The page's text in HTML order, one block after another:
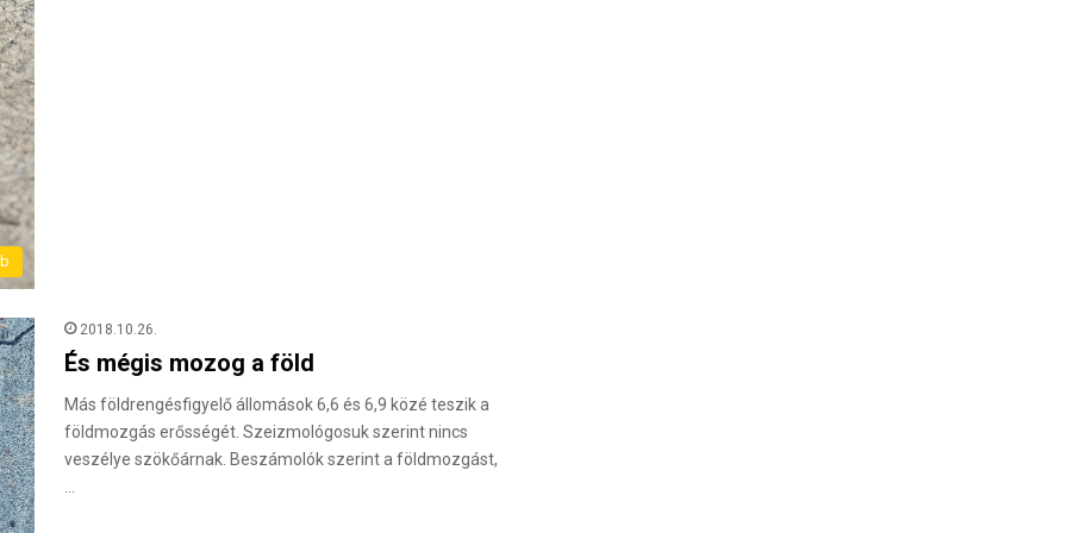
2018.10.26.
És mégis mozog a föld
Más földrengésfigyelő állomások 6,6 és 6,9 közé teszik a
földmozgás erősségét. Szeizmológosuk szerint nincs
veszélye szökőárnak. Beszámolók szerint a földmozgást,